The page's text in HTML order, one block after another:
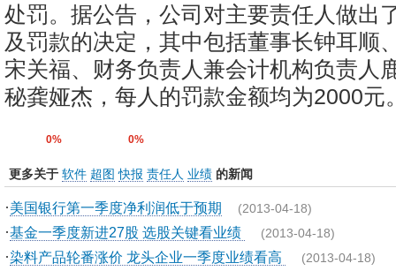
处罚。据公告，公司对主要责任人做出
及罚款的决定，其中包括董事长钟耳顺
宋关福、财务负责人兼会计机构负责人
秘龚娅杰，每人的罚款金额均为2000元
0% 0%
更多关于 软件 超图 快报 责任人 业绩 的新闻
·美国银行第一季度净利润低于预期 (2013-04-18)
·基金一季度新进27股 选股关键看业绩 (2013-04-18)
·染料产品轮番涨价 龙头企业一季度业绩看高 (2013-04-18)